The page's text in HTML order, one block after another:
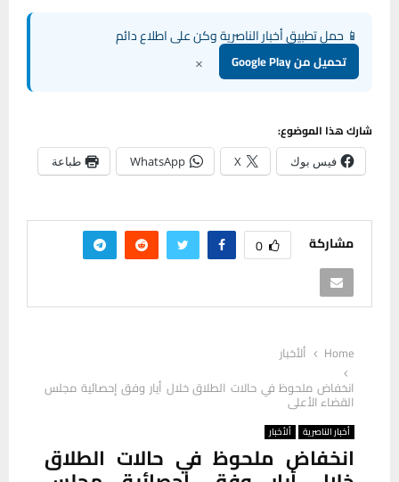
📱 حمل تطبيق أخبار الناصرية وكن على اطلاع دائم
تحميل من Google Play ×
شارك هذا الموضوع:
فيس بوك X
WhatsApp طباعة
مشاركة 0
Home
ألأخبار
انخفاض ملحوظ في حالات الطلاق خلال أيار وفق إحصائية مجلس
القضاء الأعلى
أخبار الناصرية ألأخبار
انخفاض ملحوظ في حالات الطلاق